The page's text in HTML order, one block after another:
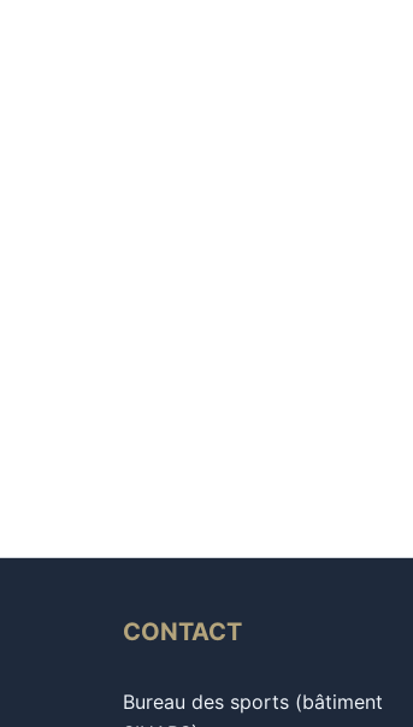
CONTACT
Bureau des sports (bâtiment